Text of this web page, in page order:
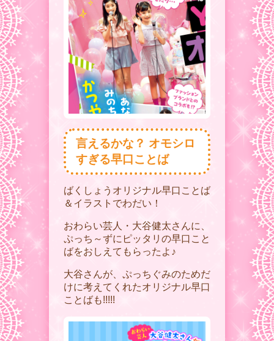
言えるかな？ オモシロ
すぎる早口ことば
ばくしょうオリジナル早口ことば
＆イラストでわだい！
おわらい芸人・大谷健太さんに、
ぷっち～ずにピッタリの早口こと
ばをおしえてもらったよ♪
大谷さんが、ぷっちぐみのためだ
けに考えてくれたオリジナル早口
ことばも!!!!!